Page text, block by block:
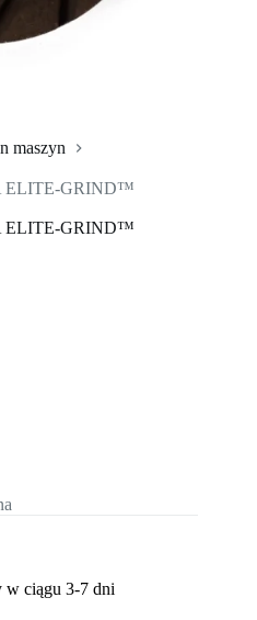
maszyn
ELITE-GRIND™
ELITE-GRIND™
w ciągu 3-7 dni